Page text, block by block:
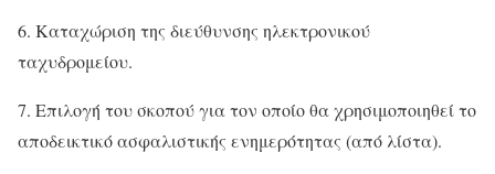
6. Καταχώριση της διεύθυνσης ηλεκτρονικού
ταχυδρομείου.
7. Επιλογή του σκοπού για τον οποίο θα χρησιμοποιηθεί το
αποδεικτικό ασφαλιστικής ενημερότητας (από λίστα).